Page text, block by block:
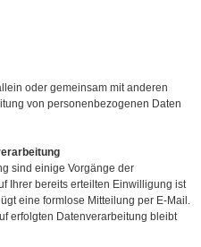
oder gemeinsam mit anderen
von personenbezogenen Daten
sind einige Vorgänge der
Ihrer bereits erteilten Einwilligung ist
eine formlose Mitteilung per E-Mail.
erfolgten Datenverarbeitung bleibt